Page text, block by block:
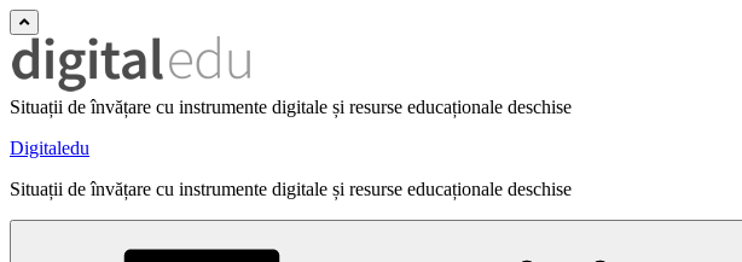
Situații de învățare cu instrumente digitale și resurse educaționale deschise
Digitaledu
Situații de învățare cu instrumente digitale și resurse educaționale deschise